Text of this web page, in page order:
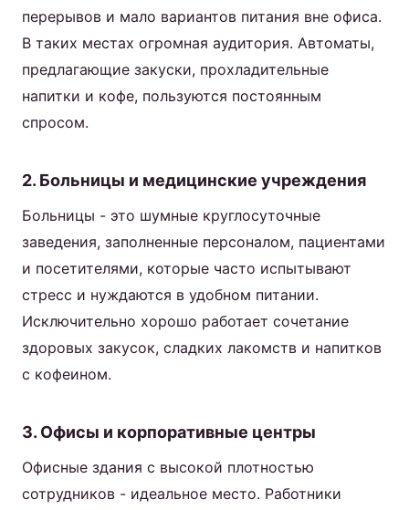
перерывов и мало вариантов питания вне офиса.
В таких местах огромная аудитория. Автоматы,
предлагающие закуски, прохладительные
напитки и кофе, пользуются постоянным
спросом.
2. Больницы и медицинские учреждения
Больницы - это шумные круглосуточные
заведения, заполненные персоналом, пациентами
и посетителями, которые часто испытывают
стресс и нуждаются в удобном питании.
Исключительно хорошо работает сочетание
здоровых закусок, сладких лакомств и напитков
с кофеином.
3. Офисы и корпоративные центры
Офисные здания с высокой плотностью
сотрудников - идеальное место. Работники